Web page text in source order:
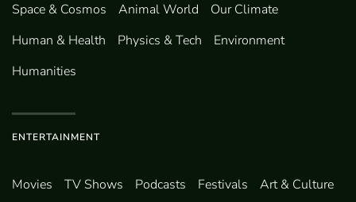
Space & Cosmos Animal World
Our Climate
Human & Health
Physics & Tech
Environment
Humanities
ENTERTAINMENT
Movies TV Shows Podcasts Festivals
Art & Culture